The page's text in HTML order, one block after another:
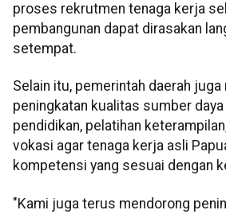
proses rekrutmen tenaga kerja
pembangunan dapat dirasakan
setempat.
Selain itu, pemerintah daerah juga
peningkatan kualitas sumber
pendidikan, pelatihan
vokasi agar tenaga kerja asli
kompetensi yang sesuai dengan
"Kami juga terus mendorong